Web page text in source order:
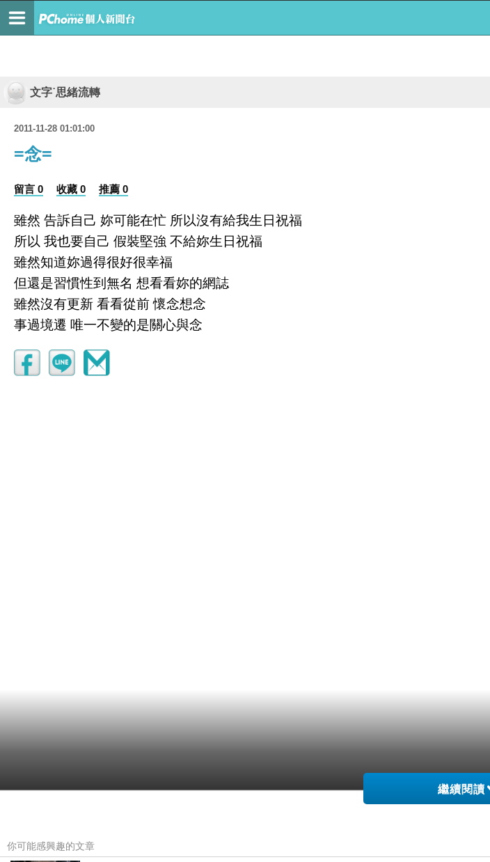
文字˙思緒流轉
2011-11-28 01:01:00
=念=
留言 0 收藏 0 推薦 0
雖然 告訴自己 妳可能在忙 所以沒有給我生日祝福
所以 我也要自己 假裝堅強 不給妳生日祝福
雖然知道妳過得很好很幸福
但還是習慣性到無名 想看看妳的網誌
雖然沒有更新 看看從前 懷念想念
事過境遷 唯一不變的是關心與念
繼續閱讀
你可能感興趣的文章